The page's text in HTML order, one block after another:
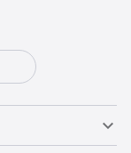
年01月發售